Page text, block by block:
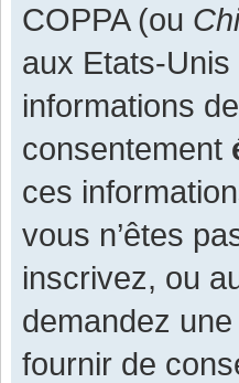
COPPA (ou
aux Etats-
informations
consentement
ces
vous n’êtes
inscrivez, ou
demandez
fournir de